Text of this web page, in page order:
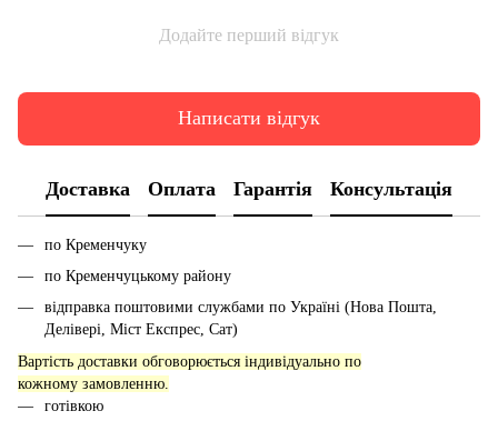
Додайте перший відгук
Написати відгук
Доставка Оплата Гарантія Консультація
по Кременчуку
по Кременчуцькому району
відправка поштовими службами по Україні (Нова Пошта,
Делівері, Міст Експрес, Сат)
Вартість доставки обговорюється індивідуально по
кожному замовленню.
готівкою